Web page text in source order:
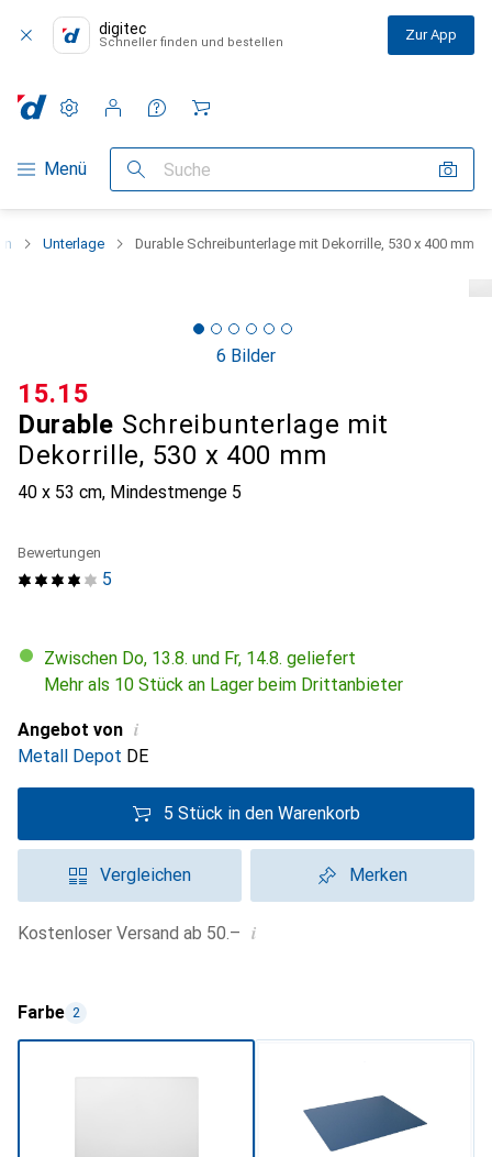
digitec
Schneller finden und bestellen Zur App
Navigation nach Kategorien
Menü Suche
Einstellungen
Kundenkonto
Vergleichslisten
Merklisten
Warenkorb
Unterlage Durable Schreibunterlage mit Dekorrille, 530 x 400 mm
6 Bilder
Durable Schreibunterlage mit
Dekorrille, 530 x 400 mm
40 x 53 cm, Mindestmenge 5
CHF
15.15
5
Bewertungen
Zwischen Do, 13.8. und Fr, 14.8. geliefert
Mehr als 10 Stück an Lager beim Drittanbieter
Angebot von i
Metall Depot DE
5 Stück in den Warenkorb
Vergleichen Merken
Kostenloser Versand ab 50.– i
Farbe 2